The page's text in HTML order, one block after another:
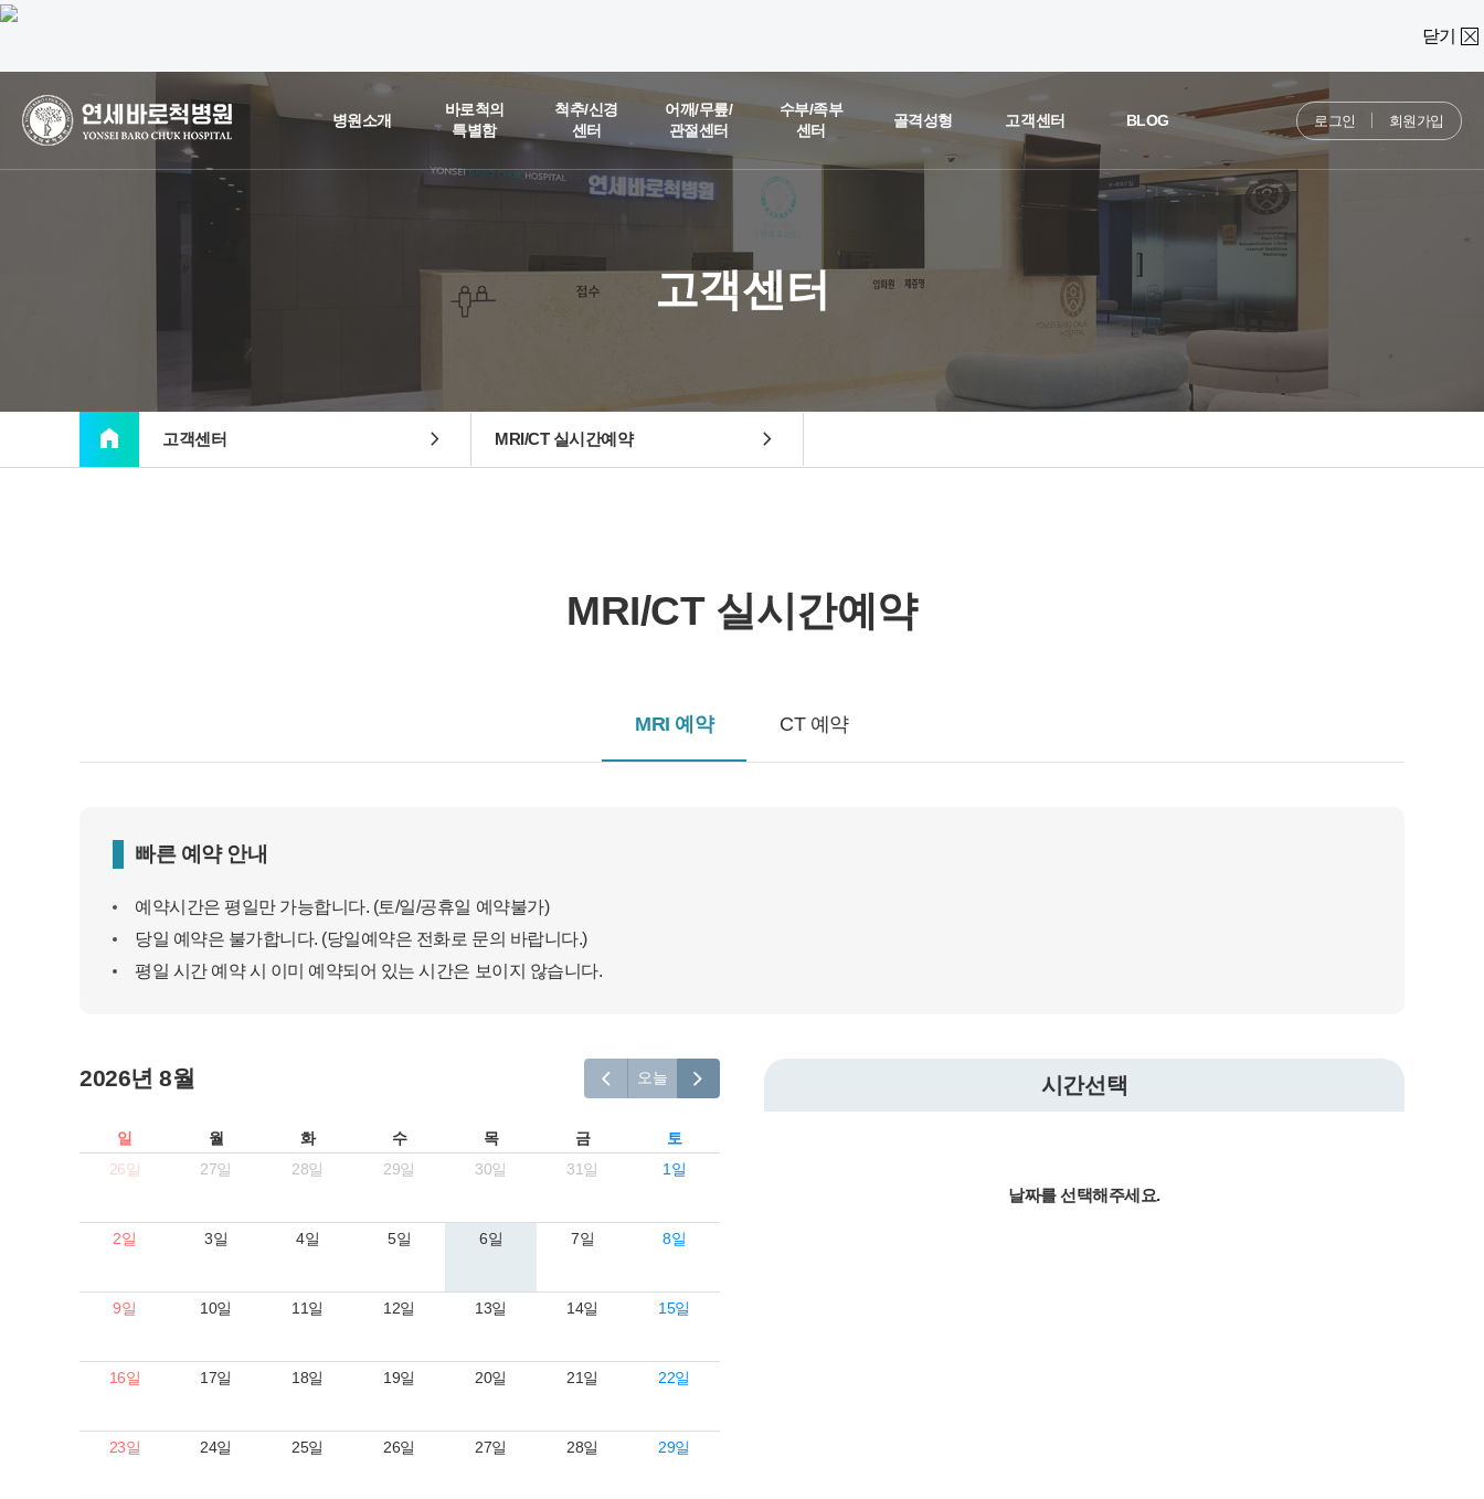
닫기
병원소개
바로척의
특별함
척추/신경
센터
어깨/무릎/
관절센터
수부/족부
센터
골격성형 고객센터 BLOG 로그인 회원가입
고객센터
home 고객센터 chevron_right MRI/CT 실시간예약 chevron_right
MRI/CT 실시간예약
MRI 예약 CT 예약
빠른 예약 안내
예약시간은 평일만 가능합니다. (토/일/공휴일 예약불가)
당일 예약은 불가합니다. (당일예약은 전화로 문의 바랍니다.)
평일 시간 예약 시 이미 예약되어 있는 시간은 보이지 않습니다.
2026년 8월 오늘
일 월 화 수 목 금
토
26일
27일 28일 29일 30일 31일 1일
2일 3일 4일 5일 6일 7일 8일
9일 10일 11일 12일 13일 14일 15일
16일 17일 18일 19일 20일 21일 22일
23일 24일 25일 26일 27일 28일 29일
시간선택
날짜를 선택해주세요.
진료예약 및
실시간상담문의
질문을 남겨주시면,
담당 의료진이 직접 빠르게 답변을 드리도록 하겠습니다.
개인정보활용동의
정보 보호법 및 동법 시행령 등 관련 법이 정하는 대로 준수하
고 있습니다. 연세바로척병원은 제공하신 개인정보가 어떠한
떠한 조치가 취해지고 있는지 알려드립니다.
1. 연세바로척병원은 회원가입, 원활한 고객상담, 각종 서비
스의 제공을 위해 아래와 같은 개인정보를 수집하고 있습니
[회원가입 시 수집항목]
- 수집항목: 이름, 아이디, 비밀번호, 연락처, 이메일, 나이, 성
- 기타정보: 내원정보, 처방정보, 진료정보, 카드사명, 카드번
호 등 카드결제 승인정보
아이핀 번호, 휴대전화 정보)